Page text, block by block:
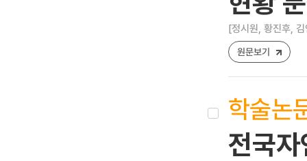
[정시원, 황진후,
원문보기
학술논
전국